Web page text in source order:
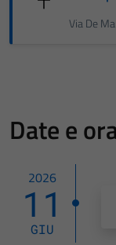
Via De
Date e
2026
11
GIU